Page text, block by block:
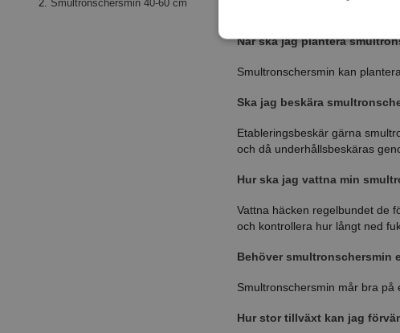
Smultronschersmin 40-60 cm
När ska jag plantera
Smultronschersmin kan
Ska jag beskära
Etableringsbeskär gärna
och då underhållsbeskäras
Hur ska jag vattna min
Vattna häcken regelbundet de
och kontrollera hur långt ned
Behöver smultronschersmin
Smultronschersmin mår bra
Hur stor tillväxt kan jag